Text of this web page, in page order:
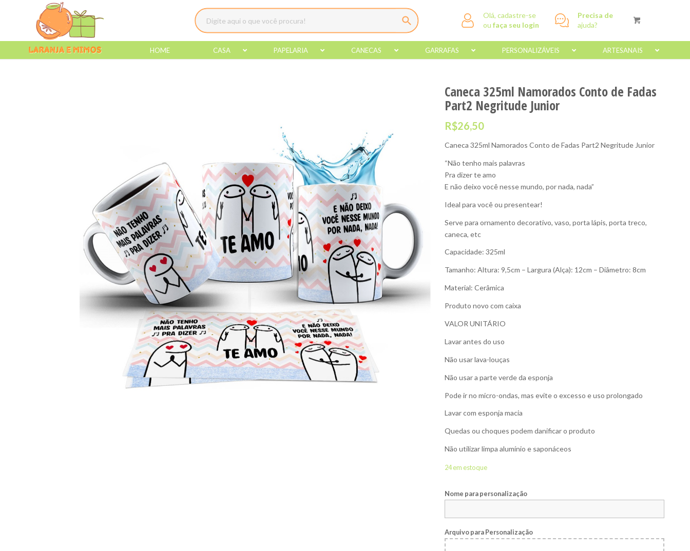
Olá, cadastre-se
oufaça seu login
Precisa de
ajuda?
HOME CASA PAPELARIA CANECAS GARRAFAS PERSONALIZÁVEIS ARTESANAIS
Caneca 325ml Namorados Conto de Fadas
Part2 Negritude Junior
R$26,50
Caneca 325ml Namorados Conto de Fadas Part2 Negritude Junior
“Não tenho mais palavras
Pra dizer te amo
E não deixo você nesse mundo, por nada, nada”
Ideal para você ou presentear!
Serve para ornamento decorativo, vaso, porta lápis, porta treco,
caneca, etc
Capacidade: 325ml
Tamanho: Altura: 9,5cm – Largura (Alça): 12cm – Diâmetro: 8cm
Material: Cerâmica
Produto novo com caixa
VALOR UNITÁRIO
Lavar antes do uso
Não usar lava-louças
Não usar a parte verde da esponja
Pode ir no micro-ondas, mas evite o excesso e uso prolongado
Lavar com esponja macia
Quedas ou choques podem danificar o produto
Não utilizar limpa alumínio e saponáceos
24 em estoque
Nome para personalização
Arquivo para Personalização